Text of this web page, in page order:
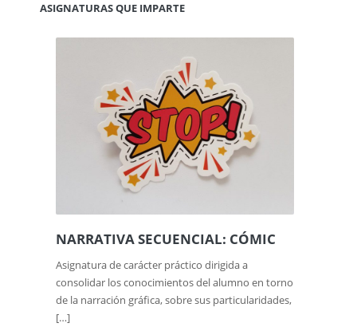
ASIGNATURAS QUE IMPARTE
NARRATIVA SECUENCIAL: CÓMIC
Asignatura de carácter práctico dirigida a
consolidar los conocimientos del alumno en torno
de la narración gráfica, sobre sus particularidades,
[…]